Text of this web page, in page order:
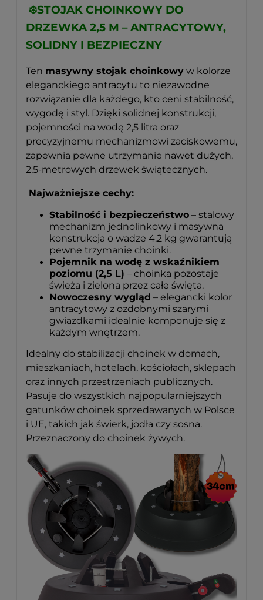
❄️STOJAK CHOINKOWY DO
DRZEWKA 2,5 M – ANTRACYTOWY,
SOLIDNY I BEZPIECZNY
Ten masywny stojak choinkowy w kolorze
eleganckiego antracytu to niezawodne
rozwiązanie dla każdego, kto ceni stabilność,
wygodę i styl. Dzięki solidnej konstrukcji,
pojemności na wodę 2,5 litra oraz
precyzyjnemu mechanizmowi zaciskowemu,
zapewnia pewne utrzymanie nawet dużych,
2,5-metrowych drzewek świątecznych.
Najważniejsze cechy:
Stabilność i bezpieczeństwo – stalowy
mechanizm jednolinkowy i masywna
konstrukcja o wadze 4,2 kg gwarantują
pewne trzymanie choinki.
Pojemnik na wodę z wskaźnikiem
poziomu (2,5 L) – choinka pozostaje
świeża i zielona przez całe święta.
Nowoczesny wygląd – elegancki kolor
antracytowy z ozdobnymi szarymi
gwiazdkami idealnie komponuje się z
każdym wnętrzem.
Idealny do stabilizacji choinek w domach,
mieszkaniach, hotelach, kościołach, sklepach
oraz innych przestrzeniach publicznych.
Pasuje do wszystkich najpopularniejszych
gatunków choinek sprzedawanych w Polsce
i UE, takich jak świerk, jodła czy sosna.
Przeznaczony do choinek żywych.